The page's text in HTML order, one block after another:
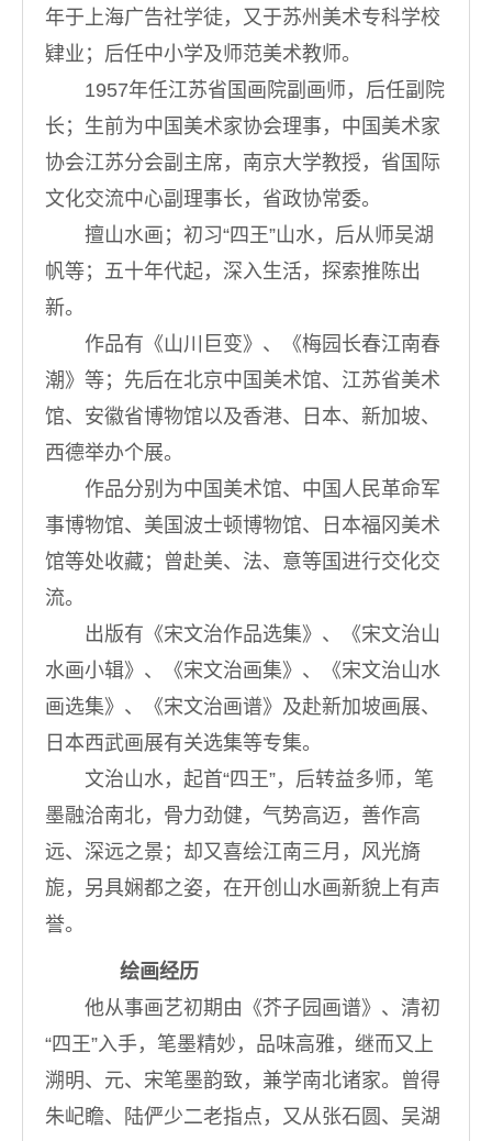
年于上海广告社学徒，又于苏州美术专科学校
肄业；后任中小学及师范美术教师。
1957年任江苏省国画院副画师，后任副院
长；生前为中国美术家协会理事，中国美术家
协会江苏分会副主席，南京大学教授，省国际
文化交流中心副理事长，省政协常委。
擅山水画；初习“四王”山水，后从师吴湖
帆等；五十年代起，深入生活，探索推陈出
新。
作品有《山川巨变》、《梅园长春江南春
潮》等；先后在北京中国美术馆、江苏省美术
馆、安徽省博物馆以及香港、日本、新加坡、
西德举办个展。
作品分别为中国美术馆、中国人民革命军
事博物馆、美国波士顿博物馆、日本福冈美术
馆等处收藏；曾赴美、法、意等国进行交化交
流。
出版有《宋文治作品选集》、《宋文治山
水画小辑》、《宋文治画集》、《宋文治山水
画选集》、《宋文治画谱》及赴新加坡画展、
日本西武画展有关选集等专集。
文治山水，起首“四王”，后转益多师，笔
墨融洽南北，骨力劲健，气势高迈，善作高
远、深远之景；却又喜绘江南三月，风光旖
旎，另具娴都之姿，在开创山水画新貌上有声
誉。
绘画经历
他从事画艺初期由《芥子园画谱》、清初
“四王”入手，笔墨精妙，品味高雅，继而又上
溯明、元、宋笔墨韵致，兼学南北诸家。曾得
朱屺瞻、陆俨少二老指点，又从张石圆、吴湖